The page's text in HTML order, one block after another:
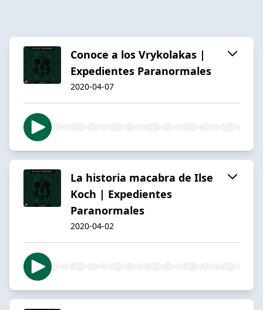
Conoce a los Vrykolakas |
Expedientes Paranormales
2020-04-07
La historia macabra de Ilse
Koch | Expedientes
Paranormales
2020-04-02